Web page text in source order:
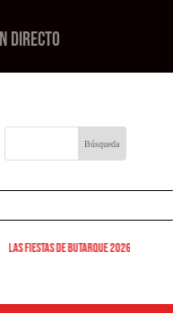
DIRECTO
Fiestas de Butarque 2026 arrancan